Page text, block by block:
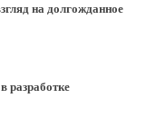
на долгожданное
разработке